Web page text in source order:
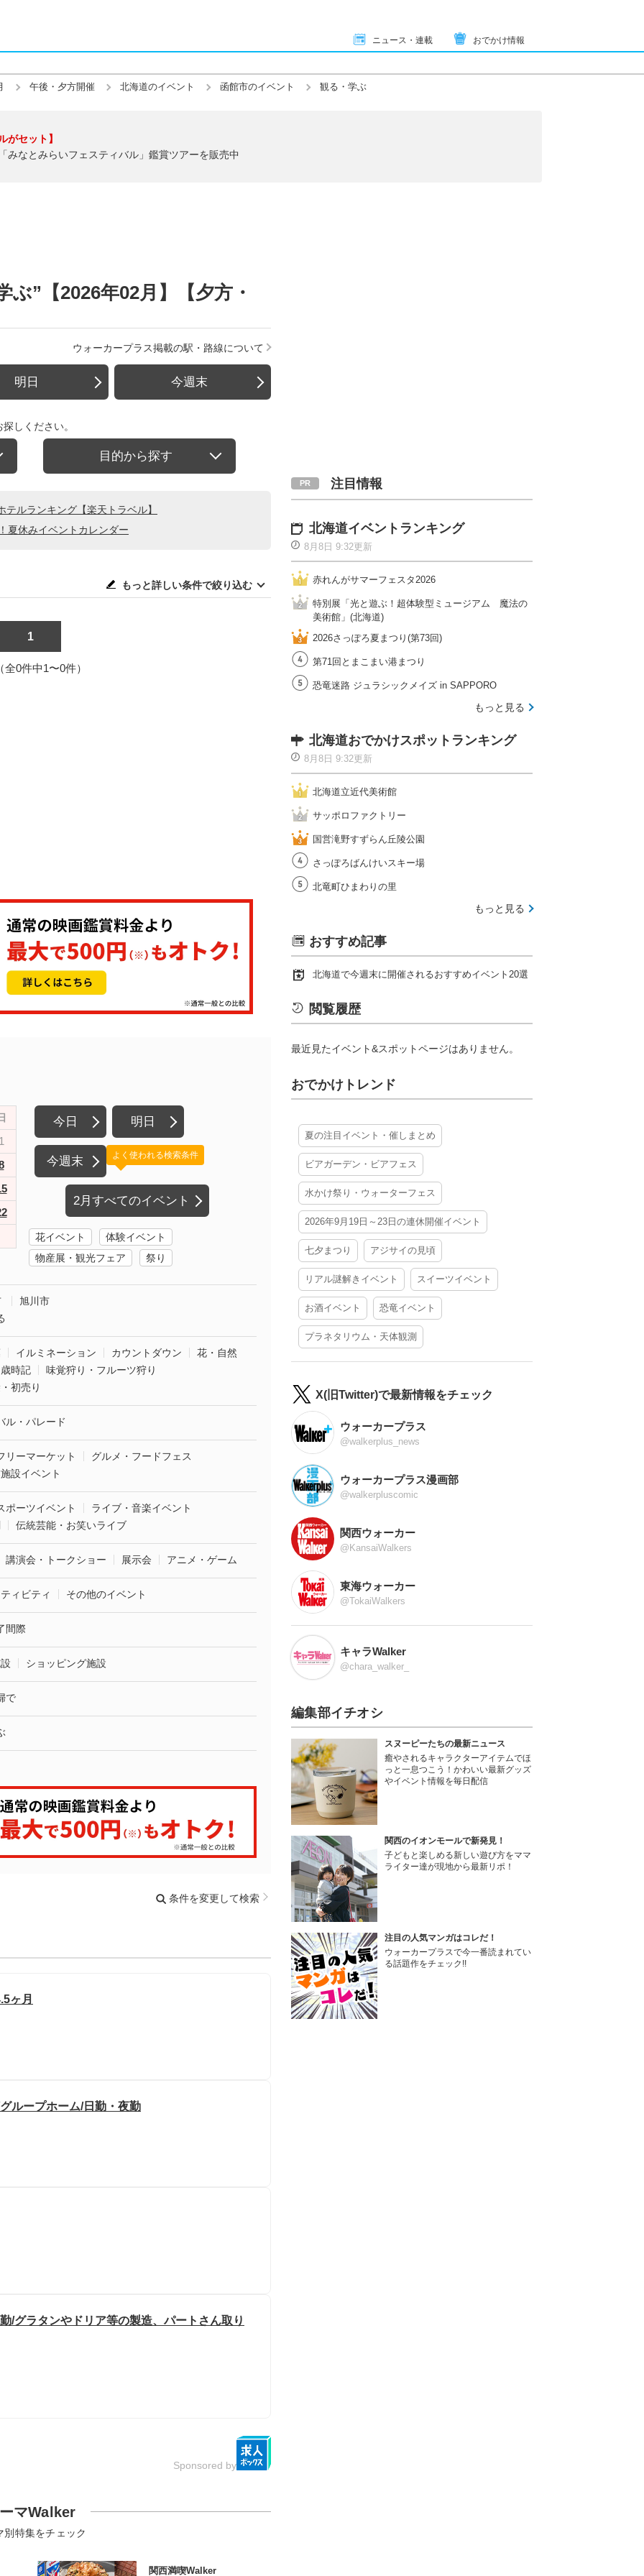
ニュース・連載 おでかけ情報
午後・夕方開催 北海道のイベント 函館市のイベント 観る・学ぶ
がセット】
みなとみらいフェスティバル」鑑賞ツアーを販売中
”【2026年02月】【夕方・
ウォーカープラス掲載の駅・路線について
明日 今週末
しください。
目的から探す
ルランキング【楽天トラベル】
夏休みイベントカレンダー
もっと詳しい条件で絞り込む
1
全0件中1〜0件）
今日 明日
今週末
2月すべてのイベント
よく使われる検索条件
花イベント
体験イベント
物産展・観光フェア
祭り
旭川市
イルミネーション カウントダウン
花・自然
時記
味覚狩り・フルーツ狩り
初売り
ル・パレード
リーマーケット
グルメ・フードフェス
設イベント
ポーツイベント
ライブ・音楽イベント
伝統芸能・お笑いライブ
講演会・トークショー 展示会 アニメ・ゲーム
ィビティ その他のイベント
間際
ショッピング施設
で
条件を変更して検索
ヶ月
ループホーム/日勤・夜勤
/グラタンやドリア等の製造、パートさん取り
Sponsored by
マWalker
別特集をチェック
関西満喫Walker
注目情報
北海道イベントランキング
8月8日 9:32更新
赤れんがサマーフェスタ2026
特別展「光と遊ぶ！超体験型ミュージアム 魔法の
美術館」(北海道)
2026さっぽろ夏まつり(第73回)
第71回とまこまい港まつり
恐竜迷路 ジュラシックメイズ in SAPPORO
もっと見る
北海道おでかけスポットランキング
8月8日 9:32更新
北海道立近代美術館
サッポロファクトリー
国営滝野すずらん丘陵公園
さっぽろばんけいスキー場
北竜町ひまわりの里
もっと見る
おすすめ記事
北海道で今週末に開催されるおすすめイベント20選
閲覧履歴
最近見たイベント&スポットページはありません。
おでかけトレンド
夏の注目イベント・催しまとめ
ビアガーデン・ビアフェス
水かけ祭り・ウォーターフェス
2026年9月19日～23日の連休開催イベント
七夕まつり アジサイの見頃
リアル謎解きイベント スイーツイベント
お酒イベント 恐竜イベント
プラネタリウム・天体観測
X(旧Twitter)で最新情報をチェック
ウォーカープラス
@walkerplus_news
ウォーカープラス漫画部
@walkerpluscomic
関西ウォーカー
@KansaiWalkers
東海ウォーカー
@TokaiWalkers
キャラWalker
@chara_walker_
編集部イチオシ
スヌーピーたちの最新ニュース
癒やされるキャラクターアイテムでほ
っと一息つこう！かわいい最新グッズ
やイベント情報を毎日配信
関西のイオンモールで新発見！
子どもと楽しめる新しい遊び方をママ
ライター達が現地から最新リポ！
注目の人気マンガはコレだ！
ウォーカープラスで今一番読まれてい
る話題作をチェック!!